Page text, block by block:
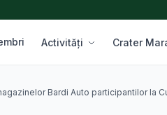
Activități Crater
Bardi Auto participantilor la